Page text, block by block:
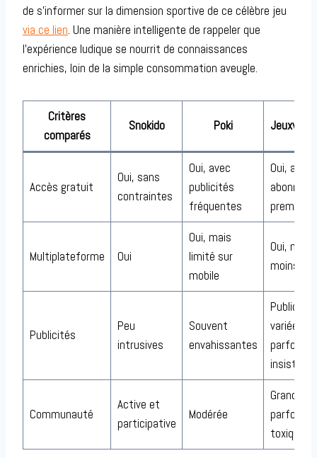
de s’informer sur la dimension sportive de ce célèbre jeu
via ce lien. Une manière intelligente de rappeler que
l’expérience ludique se nourrit de connaissances
enrichies, loin de la simple consommation aveugle.
Critères
comparés
Snokido Poki
Accès gratuit
Oui, sans
contraintes
Oui, avec
publicités
fréquentes
Oui, avec
premium
Multiplateforme Oui
Oui, mais
limité sur
mobile
Oui, mais
moins
Publicités
Peu
intrusives
Souvent
envahissantes
Publicités
variées et
parfois
Communauté
Active et
participative
Modérée
Grande
parfois
toxique